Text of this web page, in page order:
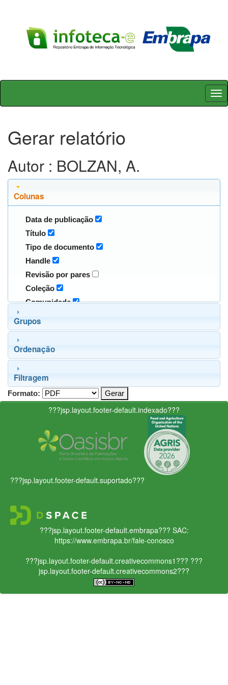
Skip
Gerar relatório
Autor : BOLZAN, A.
Colunas
Data de publicação
Título
Tipo de documento
Handle
Revisão por pares
Coleção
Comunidade
Grupos
Ordenação
Filtragem
Formato:
???jsp.layout.footer-default.indexado???
???jsp.layout.footer-default.suportado???
???jsp.layout.footer-default.embrapa??? SAC:
https://www.embrapa.br/fale-conosco
???jsp.layout.footer-default.creativecommons1??? ???
jsp.layout.footer-default.creativecommons2???